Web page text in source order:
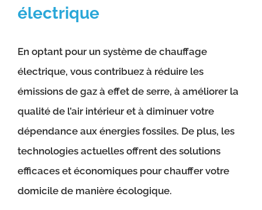
électrique
En optant pour un système de chauffage
électrique, vous contribuez à réduire les
émissions de gaz à effet de serre, à améliorer la
qualité de l’air intérieur et à diminuer votre
dépendance aux énergies fossiles. De plus, les
technologies actuelles offrent des solutions
efficaces et économiques pour chauffer votre
domicile de manière écologique.